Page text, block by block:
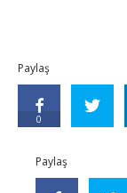
Paylaş
0
Paylaş